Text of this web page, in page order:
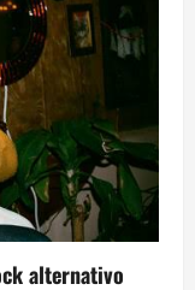
alternativo